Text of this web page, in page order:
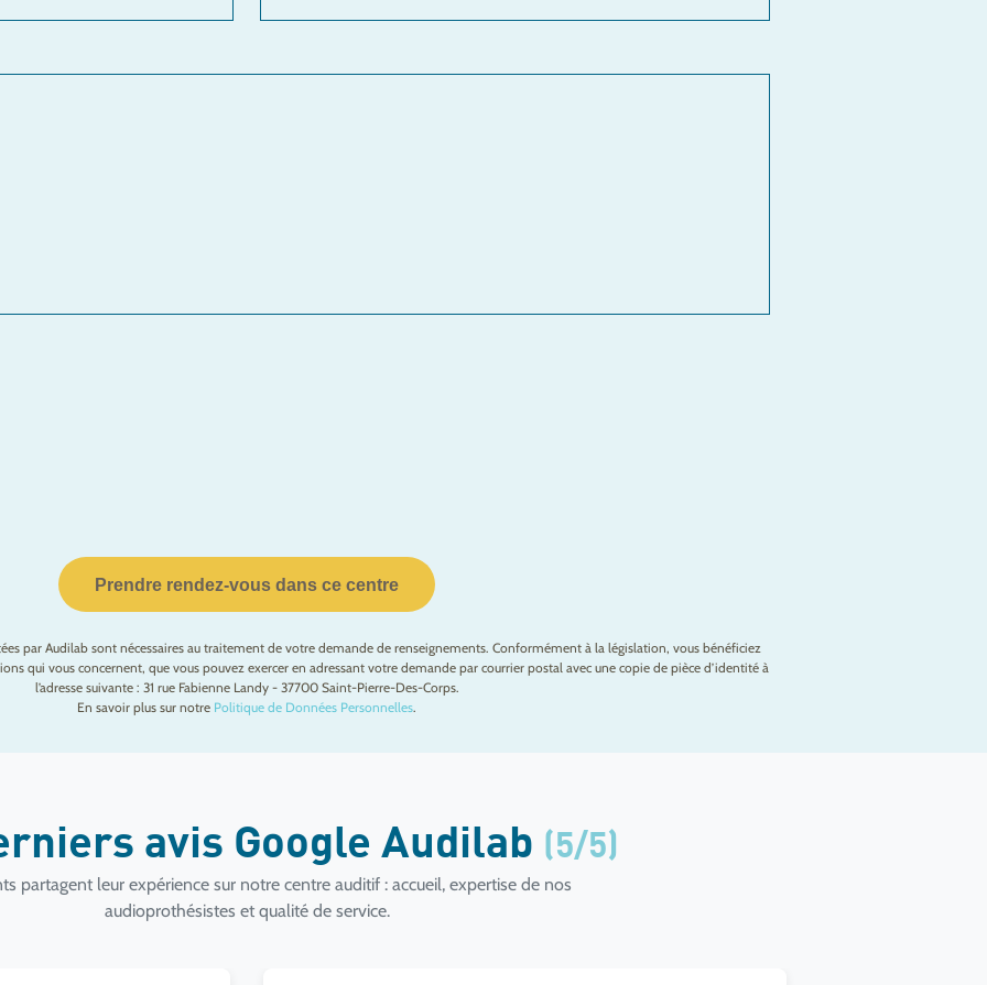
Prendre rendez-vous dans ce centre
par Audilab sont nécessaires au traitement de votre demande de renseignements. Conformément à la législation, vous bénéficiez
qui vous concernent, que vous pouvez exercer en adressant votre demande par courrier postal avec une copie de pièce d’identité à
l’adresse suivante : 31 rue Fabienne Landy - 37700 Saint-Pierre-Des-Corps.
En savoir plus sur notre Politique de Données Personnelles.
avis Google Audilab (5/5)
partagent leur expérience sur notre centre auditif : accueil, expertise de nos
audioprothésistes et qualité de service.